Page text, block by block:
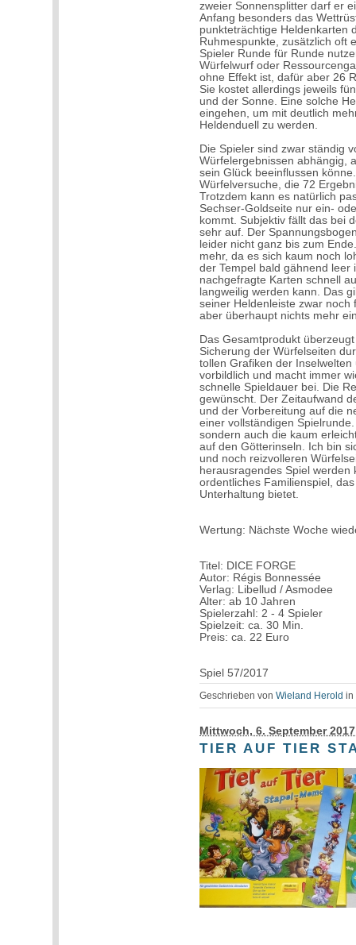
zweier Sonnensplitter darf er
Anfang besonders das
punkteträchtige Heldenkarten
Ruhmespunkte, zusätzlich oft
Spieler Runde für Runde
Würfelwurf oder
ohne Effekt ist, dafür aber 26
Sie kostet allerdings jeweils
und der Sonne. Eine solche
eingehen, um mit deutlich
Heldenduell zu werden.
Die Spieler sind zwar ständig
Würfelergebnissen abhängig,
sein Glück beeinflussen
Würfelversuche, die 72
Trotzdem kann es natürlich
Sechser-Goldseite nur ein-
kommt. Subjektiv fällt das bei
sehr auf. Der
leider nicht ganz bis zum
mehr, da es sich kaum noch
der Tempel bald gähnend leer
nachgefragte Karten schnell
langweilig werden kann. Das
seiner Heldenleiste zwar
aber überhaupt nichts mehr
Das Gesamtprodukt
Sicherung der Würfelseiten
tollen Grafiken der
vorbildlich und macht immer
schnelle Spieldauer bei. Die
gewünscht. Der Zeitaufwand
und der Vorbereitung auf die
einer vollständigen
sondern auch die kaum
auf den Götterinseln. Ich bin
und noch reizvolleren
herausragendes Spiel werden
ordentliches Familienspiel,
Unterhaltung bietet.
Wertung: Nächste Woche
Titel: DICE FORGE
Autor: Régis Bonnessée
Verlag: Libellud / Asmodee
Alter: ab 10 Jahren
Spielerzahl: 2 - 4 Spieler
Spielzeit: ca. 30 Min.
Preis: ca. 22 Euro
Spiel 57/2017
Geschrieben vonWieland Herold in
Mittwoch, 6. September 2017
TIER AUF TIER